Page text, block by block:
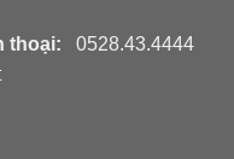
thoại: 0528.43.4444